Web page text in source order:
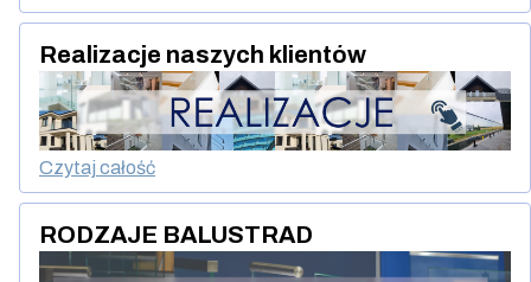
Realizacje naszych klientów
Czytaj całość
RODZAJE BALUSTRAD